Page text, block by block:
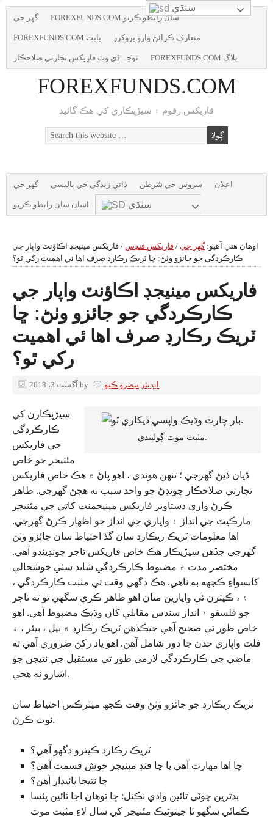
گھر جي FOREXFUNDS.COM سان رابطو ڪريو
FOREXFUNDS.COM بابت متعارف ڪرائڻ وارو بروکرز
توجہ ڏي وٺ فاریکس تجارتي صلاحڪار FOREXFUNDS.COM بلاگ
FOREXFUNDS.COM
فاریکس رقوم ۽ سيڙپڪاري کي هڪ گائيڊ
گھر جي ذاتي زندگي جي پاليسي سروس جي شرطن اعلان
اسان سان رابطو ڪريو سنڌي
اوهان هتي آهيو:گھر جي / فاریکس فنڊس / فاریکس مينيجڊ اڪاؤنٽ واپار جي
ڪارڪردگي جو جائزو وٺڻ: ڇا ٽريڪ رڪارڊ صرف اها ئي اهميت رکي ٿو؟
فاریکس مينيجڊ اڪاؤنٽ واپار جي
ڪارڪردگي جو جائزو وٺڻ: ڇا
ٽريڪ رڪارڊ صرف اها ئي اهميت
رکي ٿو؟
آگسٽ 3، 2018 by ايڊيٽر تبصرو ڪيو
مثبت موٽ ڳوليندي.
سيڙپڪارن کي
ڪارڪردگي
جي فاریکس
مئنيجر جو خاص
ڌيان ڏيڻ گهرجي ؛ تنهن هوندي ، اهو پاڻ ۾ هڪ خاص فاریکس
تجارتي صلاحڪار چونڊڻ جو واحد سبب نه هجڻ گهرجي. ظاهر
ڪرڻ واري دستاويز فاریکس مينيجمنٽ کاتي جي مئنيجر
مارڪيٽ جي انداز ۽ واپاري جي انداز جو اظهار ڪرڻ گهرجي.
اها معلومات ٽريڪ ريڪارڊ سان گڏ احتياط سان جائزو وٺڻ
گهرجي جڏهن سيڙپڪار هڪ خاص فاریکس تاجر چونڊيندو آهي.
مختصر مدت ۾ مضبوط ڪارڪردگي شايد سٺي خوشحالي
کانسواءِ ڪجهه به ناهي. هڪ ڊگهي وقت تي مثبت ڪارڪردگي ،
۽ ، ڪيترن ئي واپارين مٿان اهو ظاهر ڪري سگھي ٿو ته تاجر
جو فلسفو ۽ انداز سندس مقابلي کان وڌيڪ مضبوط آهي. اهو
خاص طور تي صحيح آهي جيڪڏهن ٽريڪ رڪارڊ ۾ بيل ، بيئر ، ۽
فلٽ واپاري حدن جا دور شامل آهن. اهو ياد رکڻ ضروري آهي ته
ماضي جي ڪارڪردگي لازمي طور تي مستقبل جي نتيجن جو
اشارو نه هجي.
ٽريڪ ريڪارڊ جو جائزو وٺڻ وقت ڪجھ ميٽرڪس احتياط سان
نوٽ ڪرڻ.
ٽريڪ رڪارڊ ڪيترو ڊگهو آهي؟
ڇا اها مهارت آهي يا ڇا فنڊ مينيجر خوش قسمت آهي؟
ڇا نتيجا پائيدار آهن؟
بدترين چوٽي تائين وادي نڪتل: ڇا توهان اڃا تائين پئسا
ڪمائي سگهو ٿا جيتوڻيڪ مئنيجر کي سال لاءِ مثبت موٽ
سنڌي